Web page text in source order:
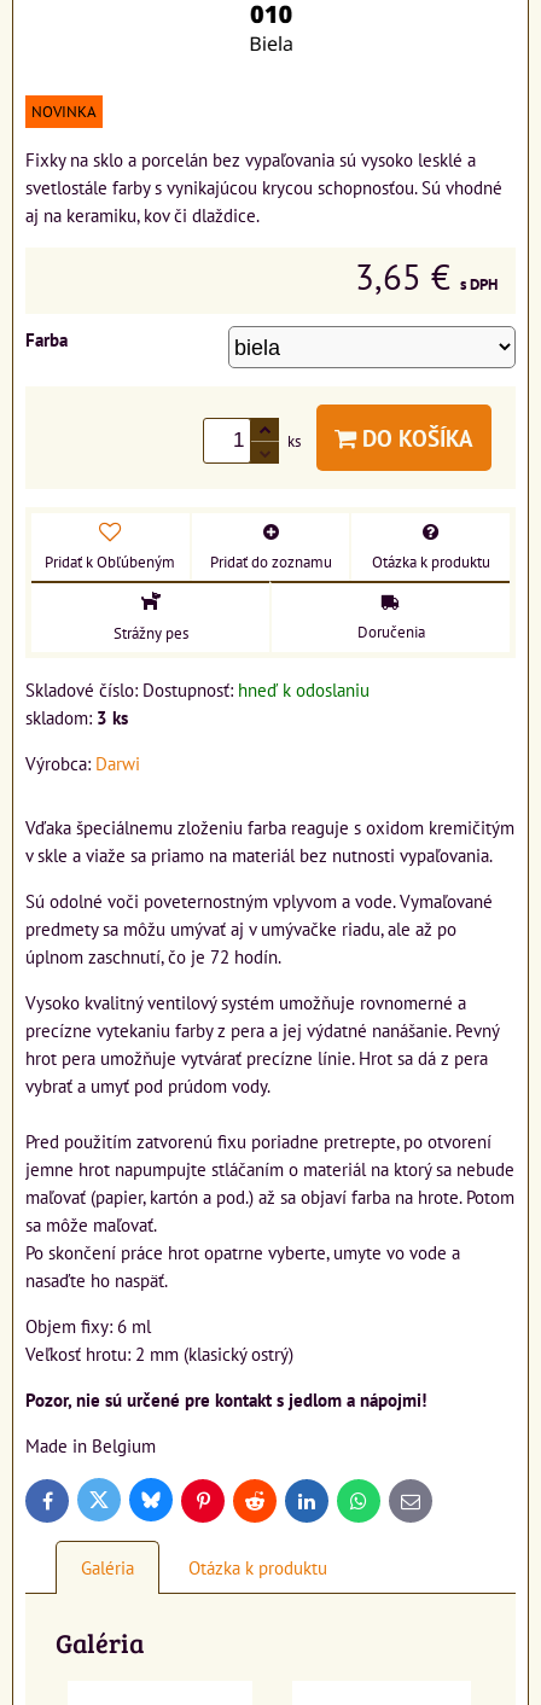
NOVINKA
Fixky na sklo a porcelán bez vypaľovania sú vysoko lesklé a
svetlostále farby s vynikajúcou krycou schopnosťou. Sú vhodné
aj na keramiku, kov či dlaždice.
3,65 € s DPH
Farba
ks DO KOŠÍKA
Pridať k Obľúbeným Pridať do zoznamu Otázka k produktu
Strážny pes Doručenia
Skladové číslo: Dostupnosť: hneď k odoslaniu
skladom: 3 ks
Výrobca: Darwi
Vďaka špeciálnemu zloženiu farba reaguje s oxidom kremičitým
v skle a viaže sa priamo na materiál bez nutnosti vypaľovania.
Sú odolné voči poveternostným vplyvom a vode. Vymaľované
predmety sa môžu umývať aj v umývačke riadu, ale až po
úplnom zaschnutí, čo je 72 hodín.
Vysoko kvalitný ventilový systém umožňuje rovnomerné a
precízne vytekaniu farby z pera a jej výdatné nanášanie. Pevný
hrot pera umožňuje vytvárať precízne línie. Hrot sa dá z pera
vybrať a umyť pod prúdom vody.
Pred použitím zatvorenú fixu poriadne pretrepte, po otvorení
jemne hrot napumpujte stláčaním o materiál na ktorý sa nebude
maľovať (papier, kartón a pod.) až sa objaví farba na hrote. Potom
sa môže maľovať.
Po skončení práce hrot opatrne vyberte, umyte vo vode a
nasaďte ho naspäť.
Objem fixy: 6 ml
Veľkosť hrotu: 2 mm (klasický ostrý)
Pozor, nie sú určené pre kontakt s jedlom a nápojmi!
Made in Belgium
FacebookTwitter BlueskyPinterestReddit LinkedInWhatsApp
E-
mail
Galéria Otázka k produktu
Galéria